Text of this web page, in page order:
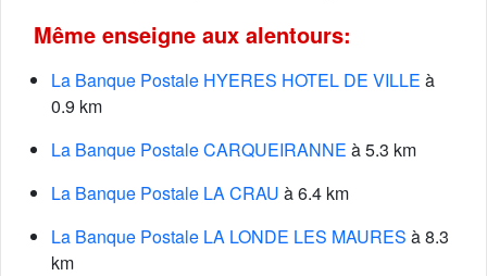
Même enseigne aux alentours:
La Banque Postale HYERES HOTEL DE VILLE à
0.9 km
La Banque Postale CARQUEIRANNE à 5.3 km
La Banque Postale LA CRAU à 6.4 km
La Banque Postale LA LONDE LES MAURES à 8.3
km